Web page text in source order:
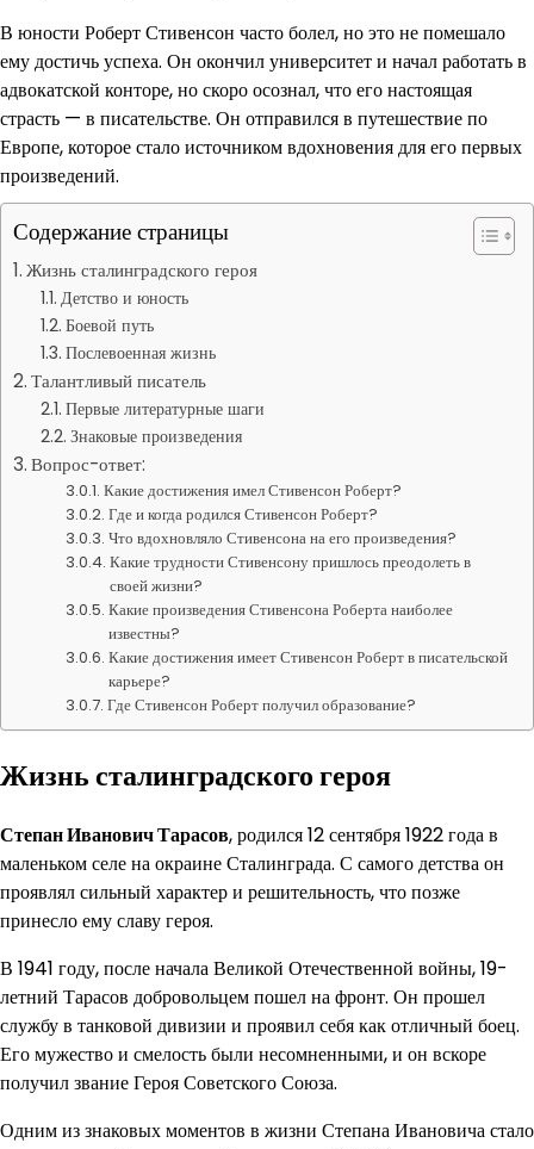
В юности Роберт Стивенсон часто болел, но это не помешало
ему достичь успеха. Он окончил университет и начал работать в
адвокатской конторе, но скоро осознал, что его настоящая
страсть — в писательстве. Он отправился в путешествие по
Европе, которое стало источником вдохновения для его первых
произведений.
Содержание страницы
Жизнь сталинградского героя
Детство и юность
Боевой путь
Послевоенная жизнь
Талантливый писатель
Первые литературные шаги
Знаковые произведения
Вопрос-ответ:
Какие достижения имел Стивенсон Роберт?
Где и когда родился Стивенсон Роберт?
Что вдохновляло Стивенсона на его произведения?
Какие трудности Стивенсону пришлось преодолеть в
своей жизни?
Какие произведения Стивенсона Роберта наиболее
известны?
Какие достижения имеет Стивенсон Роберт в писательской
карьере?
Где Стивенсон Роберт получил образование?
Жизнь сталинградского героя
Степан Иванович Тарасов, родился 12 сентября 1922 года в
маленьком селе на окраине Сталинграда. С самого детства он
проявлял сильный характер и решительность, что позже
принесло ему славу героя.
В 1941 году, после начала Великой Отечественной войны, 19-
летний Тарасов добровольцем пошел на фронт. Он прошел
службу в танковой дивизии и проявил себя как отличный боец.
Его мужество и смелость были несомненными, и он вскоре
получил звание Героя Советского Союза.
Одним из знаковых моментов в жизни Степана Ивановича стало